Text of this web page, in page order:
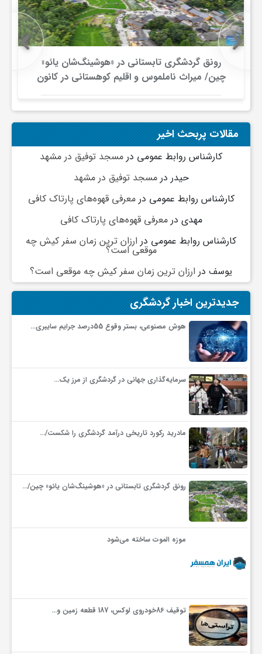
رونق گردشگری تابستانی در «هوشینگ‌شان یائو»
چین/ میراث ناملموس و اقلیم کوهستانی در کانون
توجه گردشگران
مقالات پربحث اخیر
کارشناس روابط عمومی در مسجد توفیق در مشهد
حیدر درمسجد توفیق در مشهد
کارشناس روابط عمومی درمعرفی قهوه‌های پارتاک کافی
مهدی درمعرفی قهوه‌های پارتاک کافی
کارشناس روابط عمومی در ارزان ترین زمان سفر کیش چه
موقعی است؟
یوسف در ارزان ترین زمان سفر کیش چه موقعی است؟
جدیدترین اخبار گردشگری
هوش مصنوعی، بستر وقوع 55درصد جرایم سایبری…
سرمایه‌گذاری جهانی در گردشگری از مرز یک…
مادرید رکورد تاریخی درآمد گردشگری را شکست/…
رونق گردشگری تابستانی در «هوشینگ‌شان یائو» چین/…
موزه الموت ساخته می‌شود
توقیف 86خودروی لوکس، 187 قطعه زمین و…